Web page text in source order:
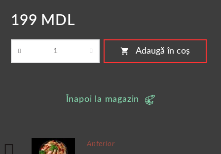
199 MDL
shopping_cart Adaugă în coș
Înapoi la magazin
Anterior